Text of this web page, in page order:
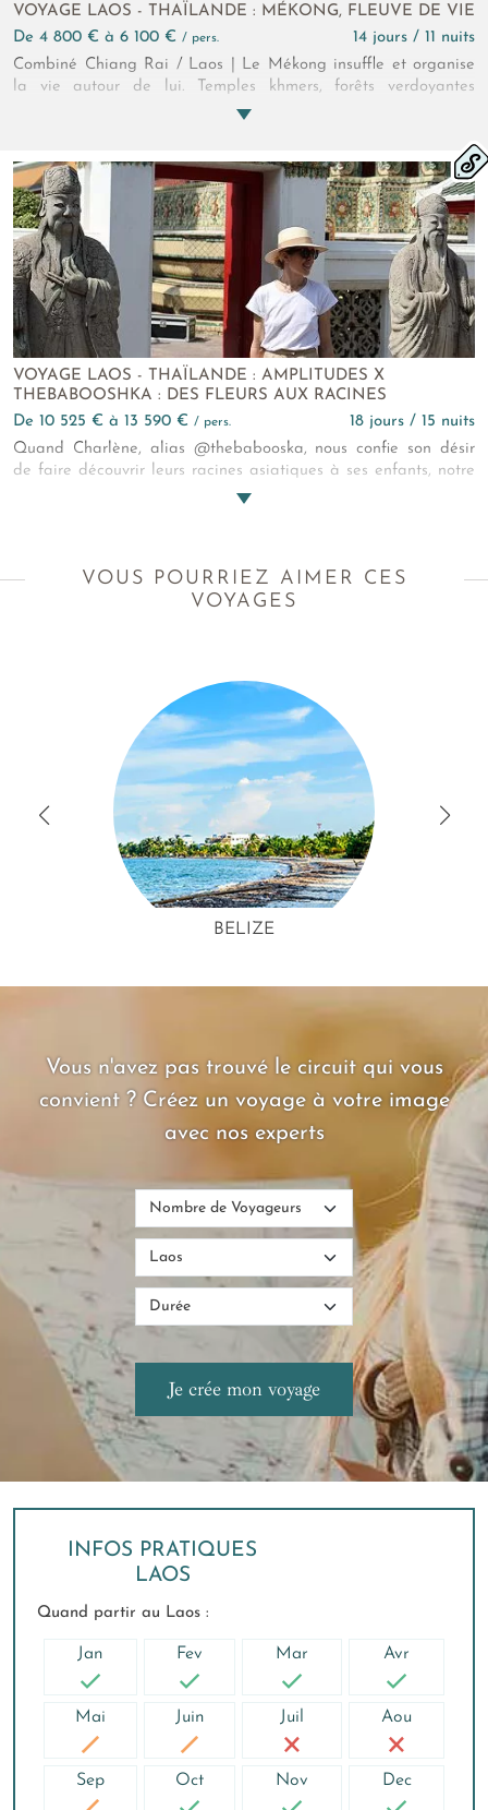
VOYAGE LAOS - THAÏLANDE : MÉKONG, FLEUVE DE VIE
de 4 800 € à 6 100 € / pers.
14 jours / 11 nuits
Combiné Chiang Rai / Laos | Le Mékong insuffle et organise
la vie autour de lui. Temples khmers, forêts verdoyantes
bordées de rizières, trésors artistiques et villages ancestraux se
machine à remonter le temps, vous n'en croirez pas vos yeux !
VOYAGE LAOS - THAÏLANDE : AMPLITUDES X
THEBABOOSHKA : DES FLEURS AUX RACINES
de 10 525 € à 13 590 € / pers.
18 jours / 15 nuits
Quand Charlène, alias @thebabooska, nous confie son désir
de faire découvrir leurs racines asiatiques à ses enfants, notre
imagination s’emballe. Nous créons alors pour elle et sa
aventures en partage !
VOUS POURRIEZ AIMER CES
VOYAGES
BELIZE
Vous n'avez pas trouvé le circuit qui vous
convient ? Créez un voyage à votre image
avec nos experts
INFOS PRATIQUES
LAOS
Quand partir au Laos :
Jan Fev Mar Avr
Mai Juin Juil Aou
Sep Oct Nov Dec